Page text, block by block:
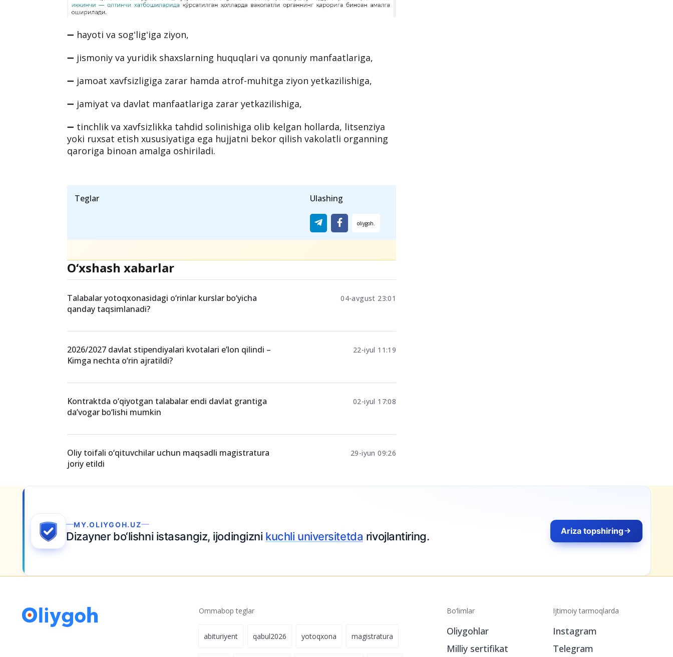
➖ hayoti va sogʻligʻiga ziyon,
➖ jismoniy va yuridik shaxslarning huquqlari va qonuniy manfaatlariga,
➖ jamoat xavfsizligiga zarar hamda atrof-muhitga ziyon yetkazilishiga,
➖ jamiyat va davlat manfaatlariga zarar yetkazilishiga,
➖ tinchlik va xavfsizlikka tahdid solinishiga olib kelgan hollarda, litsenziya
yoki ruxsat etish xususiyatiga ega hujjatni bekor qilish vakolatli organning
qaroriga binoan amalga oshiriladi.
Teglar Ulashing
O‘xshash xabarlar
Talabalar yotoqxonasidagi o‘rinlar kurslar bo‘yicha
qanday taqsimlanadi?
04-avgust 23:01
2026/2027 davlat stipendiyalari kvotalari e’lon qilindi –
Kimga nechta o‘rin ajratildi?
22-iyul 11:19
Kontraktda o‘qiyotgan talabalar endi davlat grantiga
da’vogar bo‘lishi mumkin
02-iyul 17:08
Oliy toifali o‘qituvchilar uchun maqsadli magistratura
joriy etildi
29-iyun 09:26
Ommabop teglar
abituriyent qabul2026 yotoqxona magistratura
Bo‘limlar
Oliygohlar
Milliy sertifikat
Ijtimoiy tarmoqlarda
Instagram
Telegram